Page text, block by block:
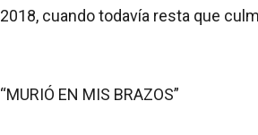
2018, cuando todavía resta que
“MURIÓ EN MIS BRAZOS”